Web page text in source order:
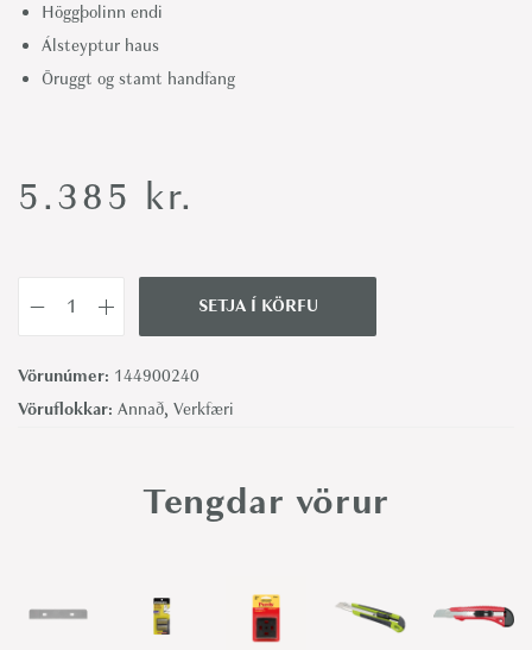
5.385 kr.
Höggþolinn endi
Álsteyptur haus
Öruggt og stamt handfang
r
b
f
SETJA Í KÖRFU
Vörunúmer: 144900240
Vöruflokkar: Annað, Verkfæri
Tengdar vörur